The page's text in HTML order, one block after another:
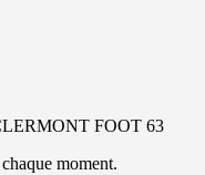
FOOT 63
moment.